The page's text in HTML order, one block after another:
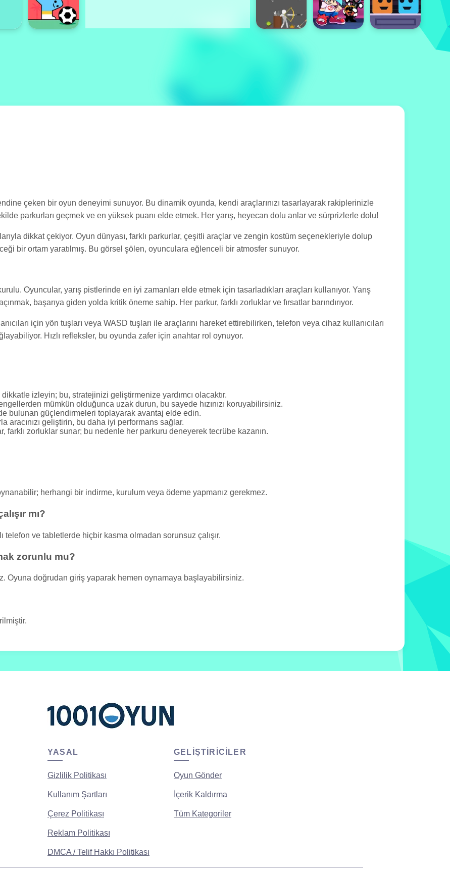
çeken bir oyun deneyimi sunuyor. Bu dinamik oyunda, kendi araçlarınızı tasarlayarak rakiplerinizle
parkurları geçmek ve en yüksek puanı elde etmek. Her yarış, heyecan dolu anlar ve sürprizlerle dolu!
dikkat çekiyor. Oyun dünyası, farklı parkurlar, çeşitli araçlar ve zengin kostüm seçenekleriyle dolup
bir ortam yaratılmış. Bu görsel şölen, oyunculara eğlenceli bir atmosfer sunuyor.
Oyuncular, yarış pistlerinde en iyi zamanları elde etmek için tasarladıkları araçları kullanıyor. Yarış
başarıya giden yolda kritik öneme sahip. Her parkur, farklı zorluklar ve fırsatlar barındırıyor.
için yön tuşları veya WASD tuşları ile araçlarını hareket ettirebilirken, telefon veya cihaz kullanıcıları
Hızlı refleksler, bu oyunda zafer için anahtar rol oynuyor.
izleyin; bu, stratejinizi geliştirmenize yardımcı olacaktır.
mümkün olduğunca uzak durun, bu sayede hızınızı koruyabilirsiniz.
bulunan güçlendirmeleri toplayarak avantaj elde edin.
aracınızı geliştirin, bu daha iyi performans sağlar.
farklı zorluklar sunar; bu nedenle her parkuru deneyerek tecrübe kazanın.
herhangi bir indirme, kurulum veya ödeme yapmanız gerekmez.
mı?
telefon ve tabletlerde hiçbir kasma olmadan sorunsuz çalışır.
zorunlu mu?
Oyuna doğrudan giriş yaparak hemen oynamaya başlayabilirsiniz.
YASAL
Gizlilik Politikası
Kullanım Şartları
Çerez Politikası
Reklam Politikası
DMCA / Telif Hakkı Politikası
GELIŞTIRICILER
Oyun Gönder
İçerik Kaldırma
Tüm Kategoriler